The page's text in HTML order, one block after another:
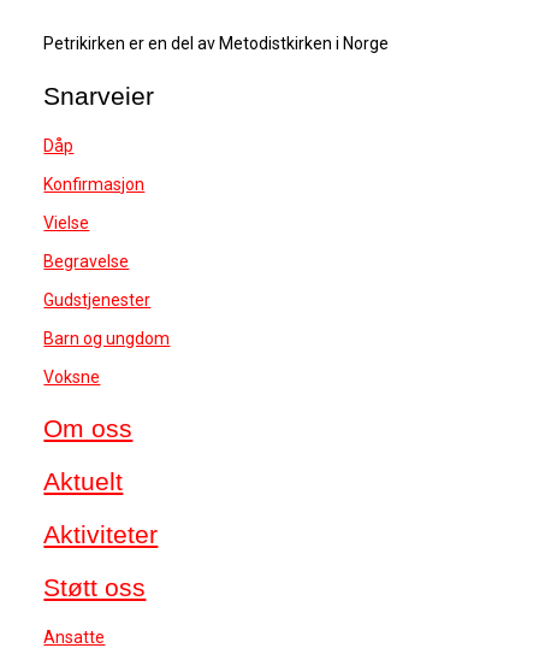
Petrikirken er en del av Metodistkirken i Norge
Snarveier
Dåp
Konfirmasjon
Vielse
Begravelse
Gudstjenester
Barn og ungdom
Voksne
Om oss
Aktuelt
Aktiviteter
Støtt oss
Ansatte